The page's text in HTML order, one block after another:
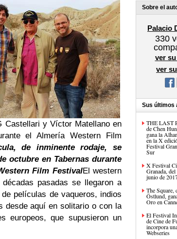
Castellari y Víctor Matellano en
el Almería Western Film
de inminente rodaje, se
octubre en Tabernas durante
Film FestivalEl western
pasadas se llegaron a
películas de vaqueros, indios
desde aquí en solitario o con la
europeos, que supusieron un
Sobre el
Palacio
330
ver
ver
Sus últimos
THE LAST
de Chen
gana la
en la X
Festival
Sur
X Festival
Granada,
junio de
The Square,
Östlund,
Oro en
El Festival
de Cine de
incorpora
Webseries